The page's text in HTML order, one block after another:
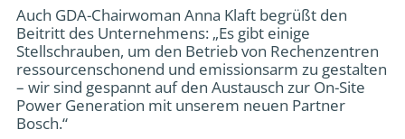
Auch GDA-Chairwoman Anna Klaft begrüßt den
Beitritt des Unternehmens: „Es gibt einige
Stellschrauben, um den Betrieb von Rechenzentren
ressourcenschonend und emissionsarm zu gestalten
– wir sind gespannt auf den Austausch zur On-Site
Power Generation mit unserem neuen Partner
Bosch.“